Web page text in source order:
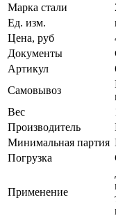
Марка стали
Ед. изм.
Цена, руб
Документы
Артикул
Самовывоз
Вес
Производитель
Минимальная партия
Погрузка
Применение